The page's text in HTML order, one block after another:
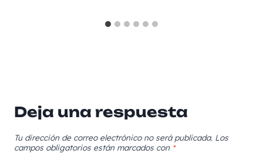
Deja una respuesta
Tu dirección de correo electrónico no será publicada. Los
campos obligatorios están marcados con *